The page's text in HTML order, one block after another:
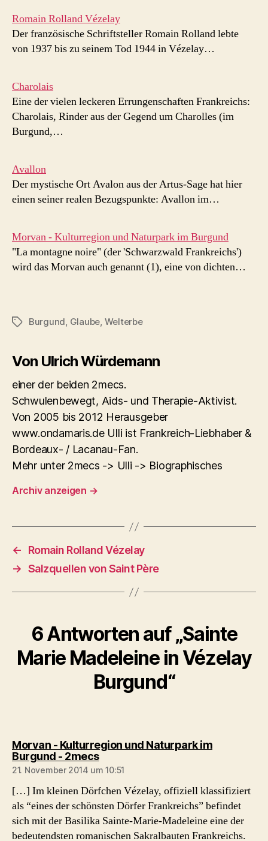
Romain Rolland Vézelay
Der französische Schriftsteller Romain Rolland lebte
von 1937 bis zu seinem Tod 1944 in Vézelay…
Charolais
Eine der vielen leckeren Errungenschaften Frankreichs:
Charolais, Rinder aus der Gegend um Charolles (im
Burgund,…
Avallon
Der mystische Ort Avalon aus der Artus-Sage hat hier
einen seiner realen Bezugspunkte: Avallon im…
Morvan - Kulturregion und Naturpark im Burgund
"La montagne noire" (der 'Schwarzwald Frankreichs')
wird das Morvan auch genannt (1), eine von dichten…
Schlagwörter
Burgund, Glaube, Welterbe
Von Ulrich Würdemann
einer der beiden 2mecs.
Schwulenbewegt, Aids- und Therapie-Aktivist.
Von 2005 bis 2012 Herausgeber
www.ondamaris.de Ulli ist Frankreich-Liebhaber &
Bordeaux- / Lacanau-Fan.
Mehr unter 2mecs -> Ulli -> Biographisches
Archiv anzeigen →
←
Romain Rolland Vézelay
→ Salzquellen von Saint Père
6 Antworten auf „Sainte
Marie Madeleine in Vézelay
Burgund“
Morvan - Kulturregion und Naturpark im
Burgund - 2mecssagt:
21. November 2014 um 10:51
[…] Im kleinen Dörfchen Vézelay, offiziell klassifiziert
als “eines der schönsten Dörfer Frankreichs” befindet
sich mit der Basilika Sainte-Marie-Madeleine eine der
bedeutendsten romanischen Sakralbauten Frankreichs.